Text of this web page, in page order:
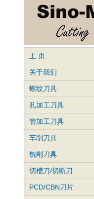
主 页
关于我们
螺纹刀具
孔加工刀具
管加工刀具
车削刀具
铣削刀具
切槽刀/切断刀
PCD/CBN刀片